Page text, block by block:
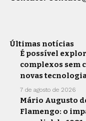
Últimas notícias
É possível
complexos sem
novas
7 de agosto de 2026
Mário Augusto
Flamengo: o